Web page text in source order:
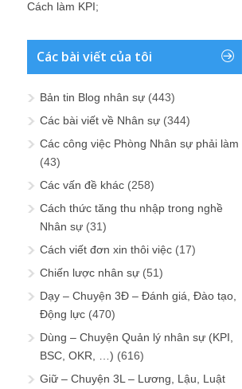
Cách làm KPI;
Các bài viết của tôi
Bản tin Blog nhân sự (443)
Các bài viết về Nhân sự (344)
Các công việc Phòng Nhân sự phải làm
(43)
Các vấn đề khác (258)
Cách thức tăng thu nhập trong nghề
Nhân sự (31)
Cách viết đơn xin thôi việc (17)
Chiến lược nhân sự (51)
Dạy – Chuyện 3Đ – Đánh giá, Đào tạo,
Động lực (470)
Dùng – Chuyện Quản lý nhân sự (KPI,
BSC, OKR, …) (616)
Giữ – Chuyện 3L – Lương, Lậu, Luật